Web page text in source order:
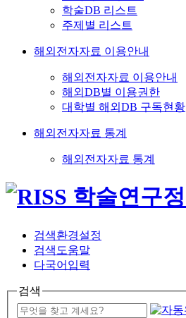
학술DB 리스트
주제별 리스트
해외전자자료 이용안내
해외전자자료 이용안내
해외DB별 이용권한
대학별 해외DB 구독현황
해외전자자료 통계
해외전자자료 통계
검색환경설정
검색도움말
다국어입력
검색